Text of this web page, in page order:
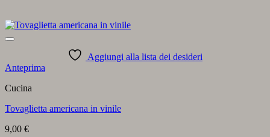
Aggiungi alla lista dei desideri
Anteprima
Cucina
Tovaglietta americana in vinile
9,00 €